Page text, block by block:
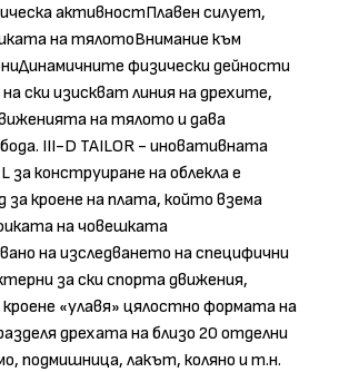
активностПлавен силует,
на тялотоВнимание към
физически дейности
ски изискват линия на дрехите,
на тялото и дава
III-D TAILOR - иновативната
за конструиране на облекла е
за кроене на плата, който взема
на човешката
на изследването на специфични
за ски спорта движения,
«улавя» цялостно формата на
дрехата на близо 20 отделни
подмишница, лакът, коляно и т.н.